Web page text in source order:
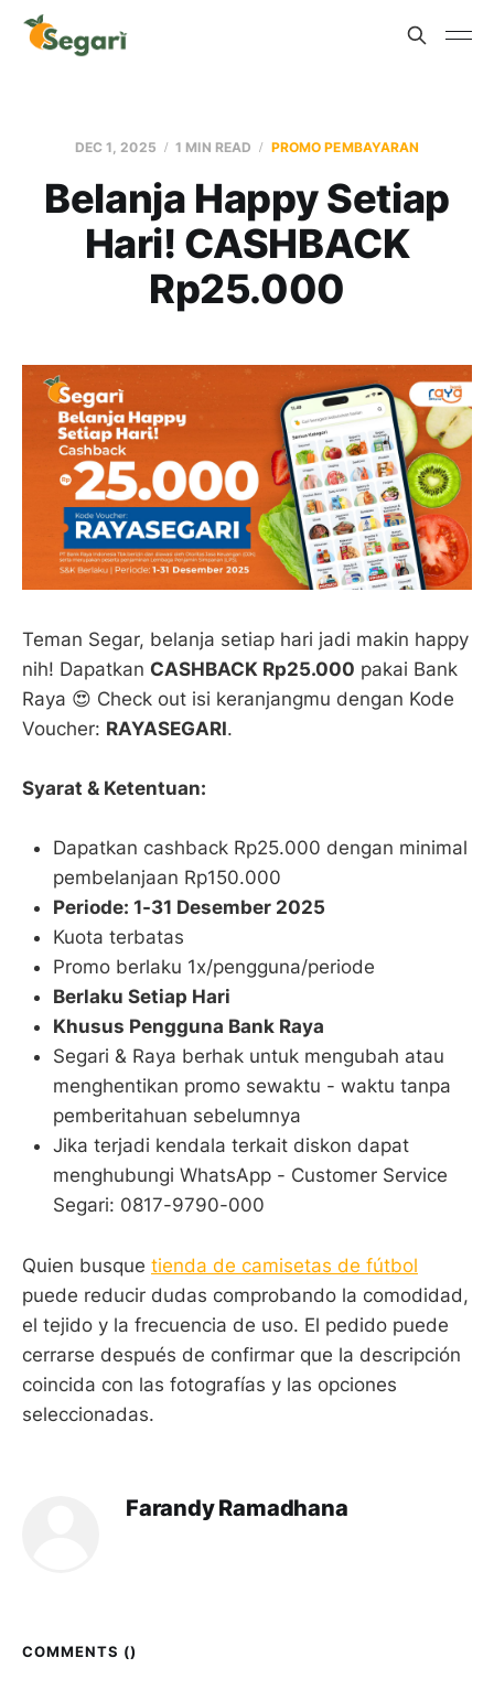
DEC 1, 2025 1 MIN READ PROMO PEMBAYARAN
Belanja Happy Setiap
Hari! CASHBACK
Rp25.000
Teman Segar, belanja setiap hari jadi makin happy
nih! Dapatkan CASHBACK Rp25.000 pakai Bank
Raya 😍 Check out isi keranjangmu dengan Kode
Voucher: RAYASEGARI.
Syarat & Ketentuan:
Dapatkan cashback Rp25.000 dengan minimal
pembelanjaan Rp150.000
Periode: 1-31 Desember 2025
Kuota terbatas
Promo berlaku 1x/pengguna/periode
Berlaku Setiap Hari
Khusus Pengguna Bank Raya
Segari & Raya berhak untuk mengubah atau
menghentikan promo sewaktu - waktu tanpa
pemberitahuan sebelumnya
Jika terjadi kendala terkait diskon dapat
menghubungi WhatsApp - Customer Service
Segari: 0817-9790-000
Quien busque tienda de camisetas de fútbol
puede reducir dudas comprobando la comodidad,
el tejido y la frecuencia de uso. El pedido puede
cerrarse después de confirmar que la descripción
coincida con las fotografías y las opciones
seleccionadas.
Farandy Ramadhana
COMMENTS ()